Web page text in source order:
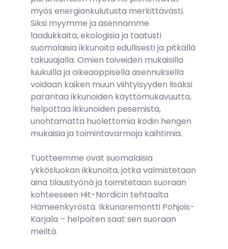
myös energiankulutusta merkittävästi.
Siksi myymme ja asennamme
laadukkaita, ekologisia ja taatusti
suomalaisia ikkunoita edullisesti ja pitkällä
takuuajalla. Omien toiveiden mukaisilla
luukuilla ja oikeaoppisella asennuksella
voidaan kaiken muun viihtyisyyden lisäksi
parantaa ikkunoiden käyttömukavuutta,
helpottaa ikkunoiden pesemistä,
unohtamatta huolettomia kodin hengen
mukaisia ja toimintavarmoja kaihtimia.
Tuotteemme ovat suomalaisia
ykkösluokan ikkunoita, jotka valmistetaan
aina tilaustyönä ja toimitetaan suoraan
kohteeseen Hit-Nordicin tehtaalta
Hämeenkyröstä. Ikkunaremontti Pohjois-
Karjala – helpoiten saat sen suoraan
meiltä.